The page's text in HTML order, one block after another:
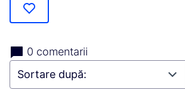
0 comentarii